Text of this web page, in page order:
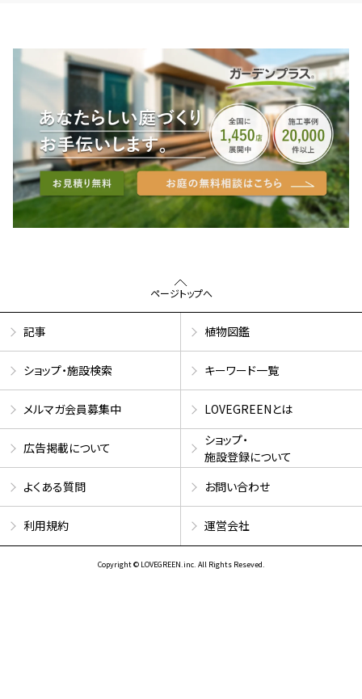
ページトップへ
記事 植物図鑑
ショップ・施設検索 キーワード一覧
メルマガ会員募集中 LOVEGREENとは
広告掲載について
ショップ・
施設登録について
よくある質問
お問い合わせ
利用規約 運営会社
Copyright © LOVEGREEN.inc. All Rights Reseved.